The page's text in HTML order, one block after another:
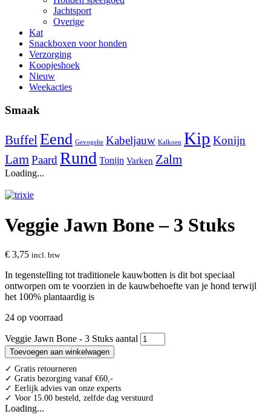
Jachtsport
Overige
Kat
Snackboxen voor honden
Verzorging
Koopjeshoek
Nieuw
Weekacties
Smaak
BuffelEend Gevogelte Kabeljauw Kalkoen Kip Konijn
LamPaard Rund Tonijn Varken Zalm
Loading...
Veggie Jawn Bone – 3 Stuks
€ 3,75 incl. btw
In tegenstelling tot traditionele kauwbotten is dit bot speciaal
ontworpen om te voorzien in de kauwbehoefte van je hond terwijl
het 100% plantaardig is
24 op voorraad
Veggie Jawn Bone - 3 Stuks aantal
Toevoegen aan winkelwagen
✓ Gratis retourneren
✓ Gratis bezorging vanaf €60,-
✓ Eerlijk advies van onze experts
✓ Voor 15.00 besteld, zelfde dag verstuurd
Loading...